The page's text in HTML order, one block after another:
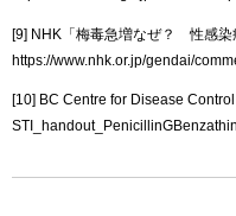
[9] NHK「梅毒急増なぜ？ 性感染
https://www.nhk.or.jp/gendai/
[10] BC Centre for Disease